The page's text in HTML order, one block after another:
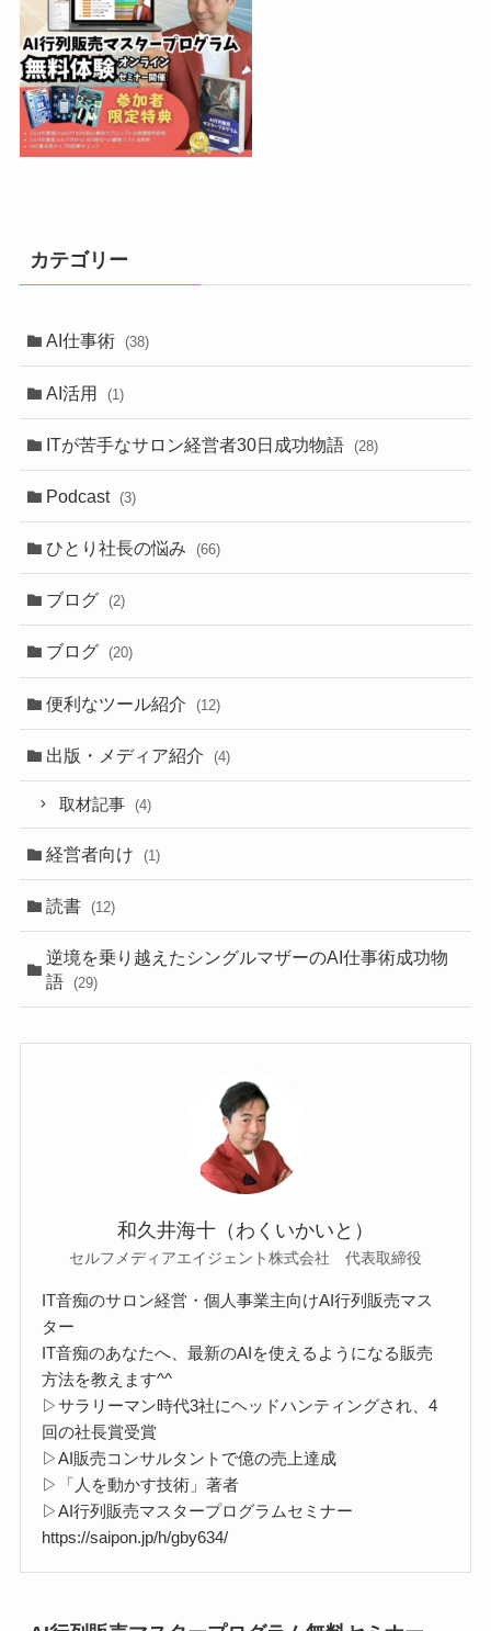
カテゴリー
AI仕事術 (38)
AI活用 (1)
ITが苦手なサロン経営者30日成功物語 (28)
Podcast (3)
ひとり社長の悩み (66)
ブログ (2)
ブログ (20)
便利なツール紹介 (12)
出版・メディア紹介 (4)
取材記事 (4)
経営者向け (1)
読書 (12)
逆境を乗り越えたシングルマザーのAI仕事術成功物
語
(29)
和久井海十（わくいかいと）
セルフメディアエイジェント株式会社 代表取締役
IT音痴のサロン経営・個人事業主向けAI行列販売マス
ター
IT音痴のあなたへ、最新のAIを使えるようになる販売
方法を教えます^^
▷サラリーマン時代3社にヘッドハンティングされ、4
回の社長賞受賞
▷AI販売コンサルタントで億の売上達成
▷「人を動かす技術」著者
▷AI行列販売マスタープログラムセミナー
https://saipon.jp/h/gby634/